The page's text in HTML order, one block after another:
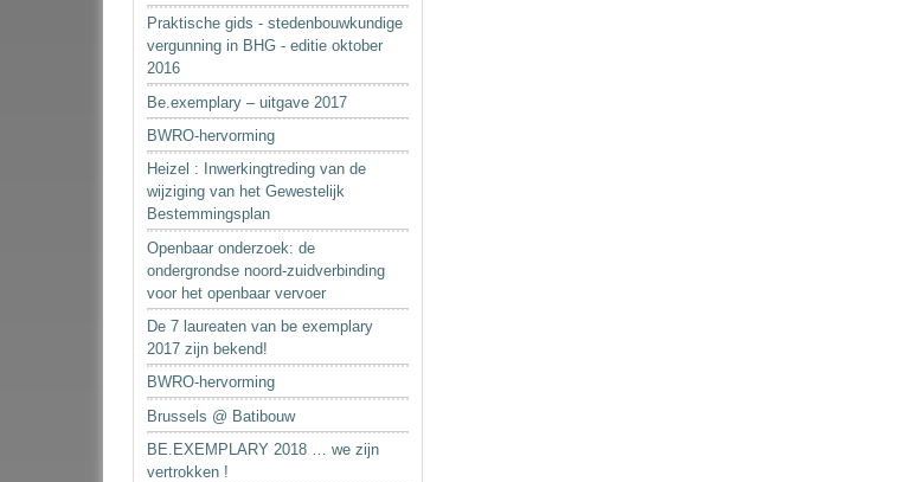
Praktische gids - stedenbouwkundige
vergunning in BHG - editie oktober
2016
Be.exemplary – uitgave 2017
BWRO-hervorming
Heizel : Inwerkingtreding van de
wijziging van het Gewestelijk
Bestemmingsplan
Openbaar onderzoek: de
ondergrondse noord-zuidverbinding
voor het openbaar vervoer
De 7 laureaten van be exemplary
2017 zijn bekend!
BWRO-hervorming
Brussels @ Batibouw
BE.EXEMPLARY 2018 … we zijn
vertrokken !